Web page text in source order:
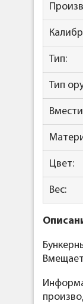
Тип:
Тип
Цвет:
Вес:
Вмещает